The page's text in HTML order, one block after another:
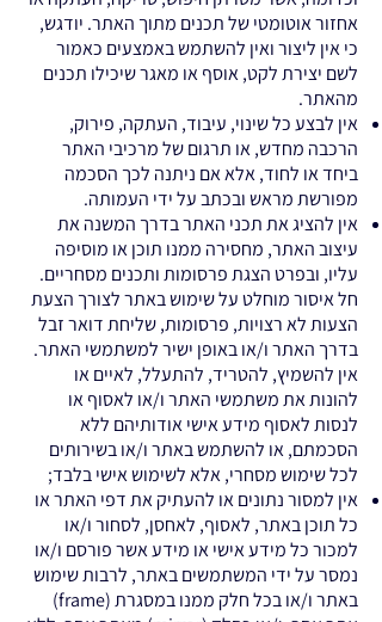
אחזור אוטומטי של תכנים מתוך האתר. יודגש,
כי אין ליצור ואין להשתמש באמצעים כאמור
לשם יצירת לקט, אוסף או מאגר שיכילו תכנים
מהאתר.
אין לבצע כל שינוי, עיבוד, העתקה, פירוק,
הרכבה מחדש, או תרגום של מרכיבי האתר
ביחד או לחוד, אלא אם ניתנה לכך הסכמה
מפורשת מראש ובכתב על ידי העמותה.
אין להציג את תכני האתר בדרך המשנה את
עיצוב האתר, מחסירה ממנו תוכן או מוסיפה
עליו, ובפרט הצגת פרסומות ותכנים מסחריים.
חל איסור מוחלט על שימוש באתר לצורך הצעת
הצעות לא רצויות, פרסומות, שליחת דואר זבל
בדרך האתר ו/או באופן ישיר למשתמשי האתר.
אין להשמיץ, להטריד, להתעלל, לאיים או
להונות את משתמשי האתר ו/או לאסוף או
לנסות לאסוף מידע אישי אודותיהם ללא
הסכמתם, או להשתמש באתר ו/או בשירותים
לכל שימוש מסחרי, אלא לשימוש אישי בלבד;
אין למסור נתונים או להעתיק את דפי האתר או
כל תוכן באתר, לאסוף, לאחסן, לסחור ו/או
למכור כל מידע אישי או מידע אשר פורסם ו/או
נמסר על ידי המשתמשים באתר, לרבות שימוש
באתר ו/או בכל חלק ממנו במסגרת (frame)